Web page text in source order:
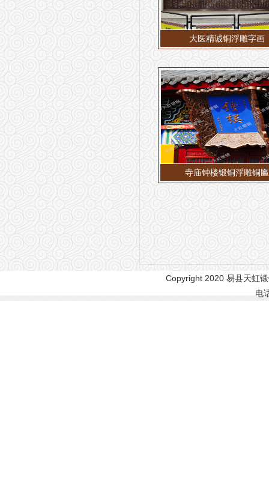
大医精诚铜浮雕​字画
寺庙钟楼锻铜浮雕铜匾
Copyright 2020 易县天虹
电